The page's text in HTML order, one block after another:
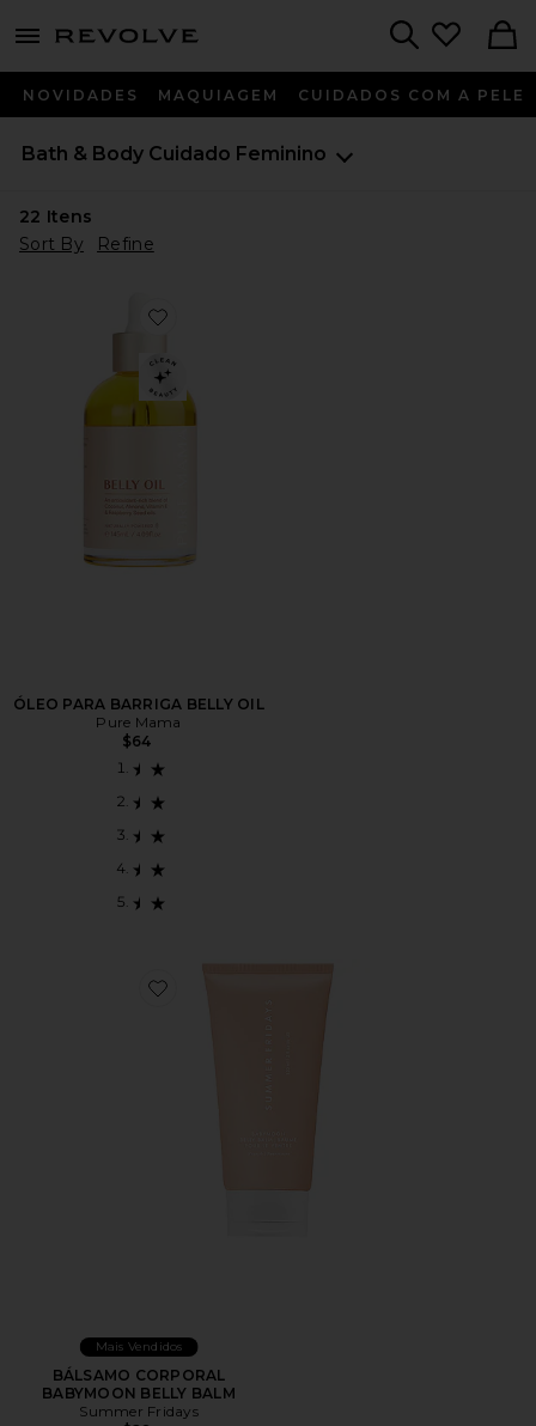
menu - shows more content
NOVIDADES MAQUIAGEM CUIDADOS COM A PELE
Bath & Body Cuidado Feminino
22 Itens
Sort By
Refine
Favorite ÓLEO PARA BARRIGA BELLY OIL
ÓLEO PARA BARRIGA BELLY OIL
Pure Mama
$64
Favorite BÁLSAMO CORPORAL BABYMOON BELLY
Mais Vendidos
BÁLSAMO CORPORAL
BABYMOON BELLY BALM
Summer Fridays